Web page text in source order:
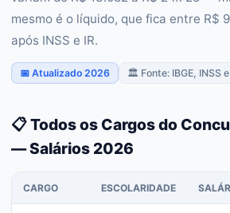
mesmo é o líquido, que fica entre R$
após INSS e IR.
📅 Atualizado 2026 🏛️ Fonte: IBGE, INSS
📋 Todos os Cargos do
— Salários 2026
CARGO ESCOLARIDADE